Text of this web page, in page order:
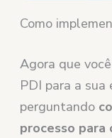
Como
Agora que
PDI para a sua
perguntando
processo